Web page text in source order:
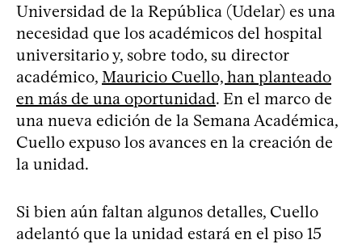
Universidad de la República (Udelar) es una
necesidad que los académicos del hospital
universitario y, sobre todo, su director
académico, Mauricio Cuello, han planteado
en más de una oportunidad. En el marco de
una nueva edición de la Semana Académica,
Cuello expuso los avances en la creación de
la unidad.
Si bien aún faltan algunos detalles, Cuello
adelantó que la unidad estará en el piso 15